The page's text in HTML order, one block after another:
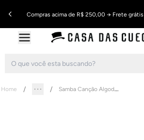
Compras acima de R$ 250,00 → Frete
Home Samba Canção Algodão Pima Azul 1